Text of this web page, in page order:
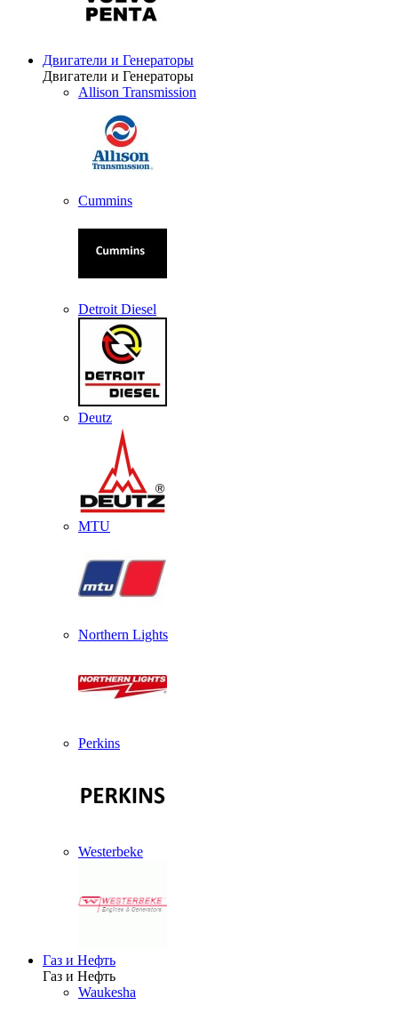
Двигатели и Генераторы
Двигатели и Генераторы
Allison Transmission
Cummins
Detroit Diesel
Deutz
MTU
Northern Lights
Perkins
Westerbeke
Газ и Нефть
Газ и Нефть
Waukesha